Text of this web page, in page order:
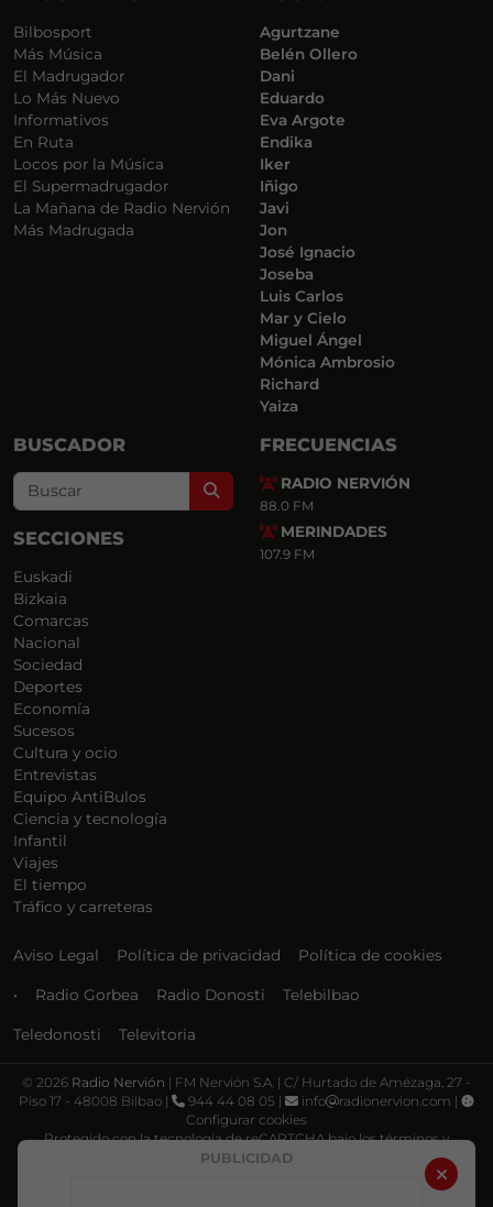
PUBLICIDAD
Bilbosport
Más Música
El Madrugador
Lo Más Nuevo
Informativos
En Ruta
Locos por la Música
El Supermadrugador
La Mañana de Radio Nervión
Más Madrugada
Agurtzane
Belén Ollero
Dani
Eduardo
Eva Argote
Endika
Iker
Iñigo
Javi
Jon
José Ignacio
Joseba
Luis Carlos
Mar y Cielo
Miguel Ángel
Mónica Ambrosio
Richard
Yaiza
BUSCADOR
Search
SECCIONES
Euskadi
Bizkaia
Comarcas
Nacional
Sociedad
Deportes
Economía
Sucesos
Cultura y ocio
Entrevistas
Equipo AntiBulos
Ciencia y tecnología
Infantil
Viajes
El tiempo
Tráfico y carreteras
FRECUENCIAS
RADIO NERVIÓN
88.0 FM
MERINDADES
107.9 FM
Aviso Legal Política de privacidad Política de cookies
• Radio Gorbea Radio Donosti Telebilbao
Teledonosti Televitoria
© 2026 Radio Nervión | FM Nervión S.A. | C/ Hurtado de Amézaga, 27 -
Piso 17 - 48008 Bilbao |
944 44 08 05 | info
radionervion.com |
Configurar cookies
Protegido con la tecnología de reCAPTCHA bajo los términos y
Política de privacidad Términos de servicio